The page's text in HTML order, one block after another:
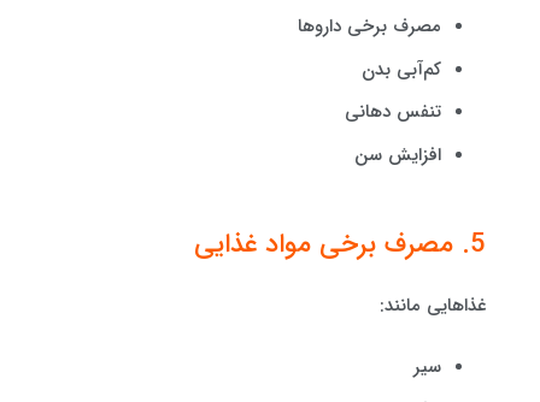
مصرف برخی داروها
کم‌آبی بدن
تنفس دهانی
افزایش سن
5. مصرف برخی مواد غذایی
غذاهایی مانند:
سیر